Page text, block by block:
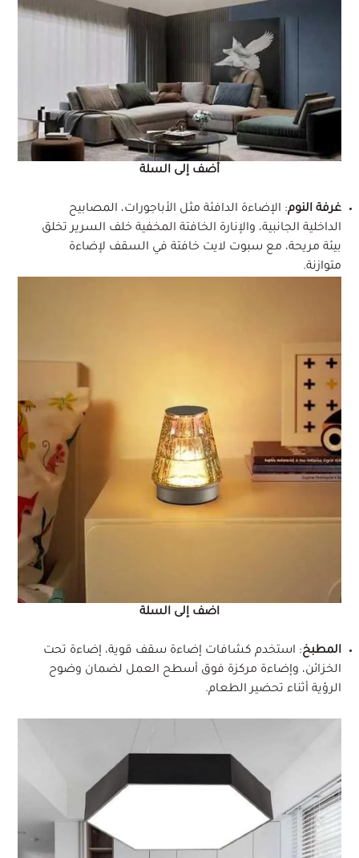
أضف إلى السلة
غرفة النوم: الإضاءة الدافئة مثل الأباجورات، المصابيح
الداخلية الجانبية، والإنارة الخافتة المخفية خلف السرير تخلق
بيئة مريحة، مع سبوت لايت خافتة في السقف لإضاءة
متوازنة.
اضف إلى السلة
المطبخ: استخدم كشافات إضاءة سقف قوية، إضاءة تحت
الخزائن، وإضاءة مركزة فوق أسطح العمل لضمان وضوح
الرؤية أثناء تحضير الطعام.